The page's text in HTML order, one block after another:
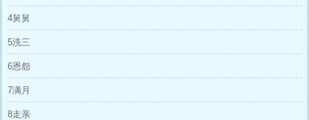
4舅舅
5洗三
6恩怨
7满月
8走亲